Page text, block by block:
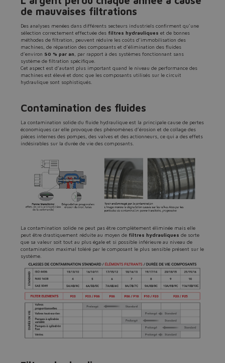
de mauvaises filtrations
Des analyses menées dans différents secteurs industriels confirment qu’une
sélection correctement effectuée des filtres hydrauliques et de bonnes
méthodes de filtration, peuvent réduire les coûts d’immobilisation des
machines, de réparation des composants et d’élimination des fluides
d’environ 50 % par an
, par rapport à des systèmes fonctionnant sans
système de filtration spécifique.
Cet aspect est d’autant plus important quand le niveau de performance des
machines est élevé et donc que les composants utilisés sur le circuit
hydraulique sont sophistiqués.
Contamination des fluides
La contamination solide du fluide hydraulique est la principale cause de pertes
économiques car elle provoque des phénomènes d’érosion et de collage des
pièces internes des pompes, des valves et des actionneurs, ce qui a des effets
indésirables sur la durée de vie des composants.
La contamination solide ne peut pas être complètement éliminée mais elle
peut être drastiquement réduite au moyen de filtres hydrauliques de sorte
que sa valeur soit tout au plus égale et si possible inférieure au niveau de
contamination maximal toléré par le composant le plus sensible présent sur le
système.